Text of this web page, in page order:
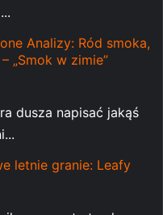
Analizy: Ród smoka,
„Smok w zimie”
dusza napisać jakąś
letnie granie: Leafy